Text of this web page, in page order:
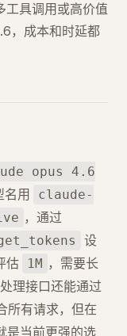
工具调用或高价值
，成本和时延都
opus 4.6
名用
claude-
，通过
设
估
1M ，需要长
理接口还能通过
所有请求，但在
是当前更强的选